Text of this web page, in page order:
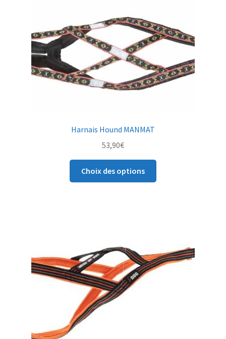
sur
la
produit
Harnais Hound MANMAT
53,90€
Choix des options
produit
peuvent
être